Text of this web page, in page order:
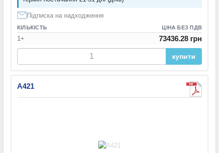
Підписка на надходження
КІЛЬКІСТЬ ЦІНА БЕЗ ПДВ
1+ 73436.28 грн
купити
A421